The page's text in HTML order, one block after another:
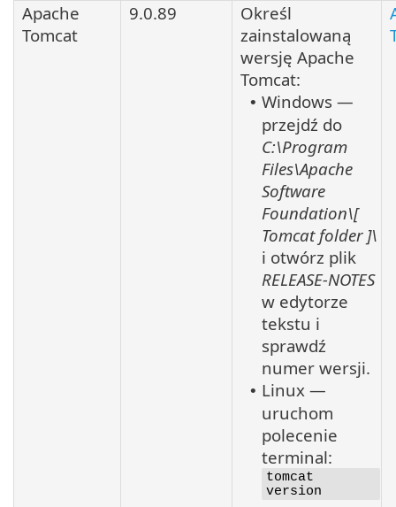
Apache
Tomcat
9.0.89
Określ
zainstalowaną
wersję Apache
Tomcat:
• Windows —
przejdź do
C:\Program
Files\Apache
Software
Foundation\[
Tomcatfolder ]\
i otwórz plik
RELEASE-NOTES
w edytorze
tekstu i
sprawdź
numer wersji.
• Linux —
uruchom
polecenie
terminal:
tomcat
version